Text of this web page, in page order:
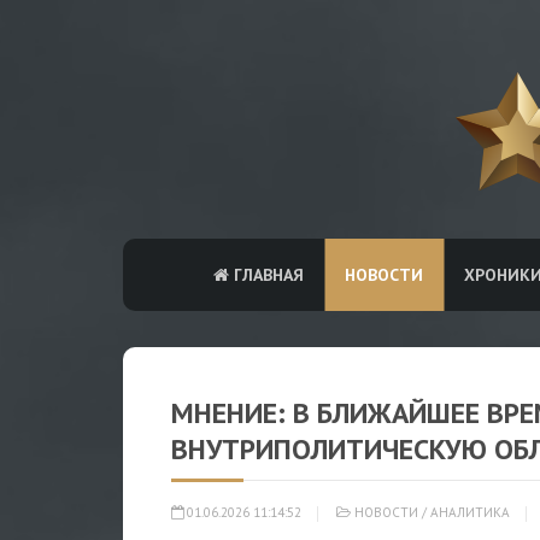
ГЛАВНАЯ НОВОСТИ
МНЕНИЕ: В БЛИЖАЙШЕЕ
ВНУТРИПОЛИТИЧЕСКУЮ
01.06.2026 11:14:52 НОВОСТИ / АНАЛИТИКА